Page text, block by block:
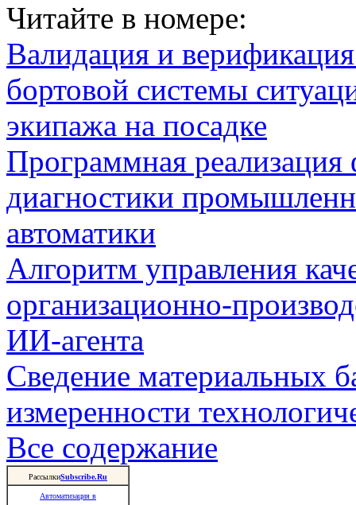
Читайте в номере:
Валидация и
бортовой системы
экипажа на посадке
Программная
диагностики
автоматики
Алгоритм управления
организационно-
ИИ-агента
Сведение материальных
измеренности
Все содержание
РассылкиSubscribe.Ru
Автоматизация в